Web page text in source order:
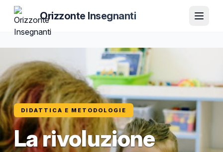
Orizzonte Insegnanti
DIDATTICA E METODOLOGIE
La rivoluzione